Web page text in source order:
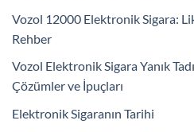
Vozol 12000 Elektronik Sigara:
Rehber
Vozol Elektronik Sigara Yanık
Çözümler ve İpuçları
Elektronik Sigaranın Tarihi